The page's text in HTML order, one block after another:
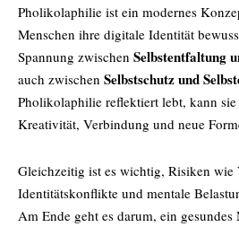
Pholikolaphilie ist ein modernes
Menschen ihre digitale Identität
Spannung zwischen Selbstentfaltung
auch zwischen Selbstschutz und
Pholikolaphilie reflektiert lebt, kann
Kreativität, Verbindung und neue
Gleichzeitig ist es wichtig, Risiken wie
Identitätskonflikte und mentale
Am Ende geht es darum, ein